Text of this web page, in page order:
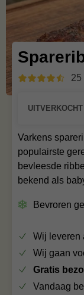
25
Varkens
populairste
bevleesde
bekend als
Bevroren
UITVERKOCHT
Wij leveren
Wij gaan
Gratis
Vandaag